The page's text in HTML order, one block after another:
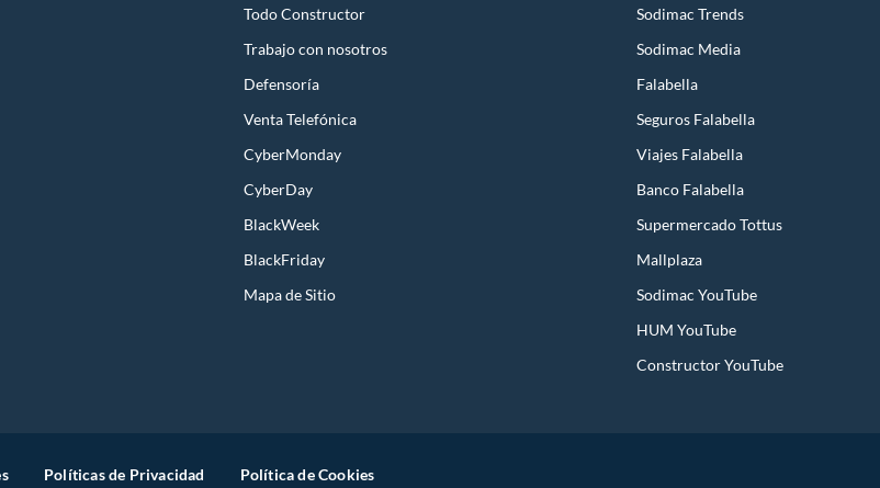
Todo Constructor
Trabajo con nosotros
Defensoría
Venta Telefónica
CyberMonday
CyberDay
BlackWeek
BlackFriday
Mapa de Sitio
Sodimac Trends
Sodimac Media
Falabella
Seguros Falabella
Viajes Falabella
Banco Falabella
Supermercado Tottus
Mallplaza
Sodimac YouTube
HUM YouTube
Constructor YouTube
Políticas de Privacidad Política de Cookies